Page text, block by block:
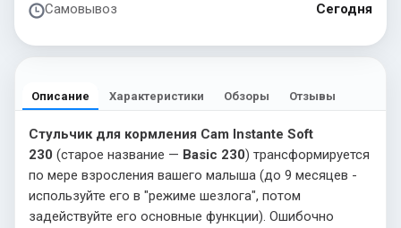
Самовывоз Сегодня
Описание Характеристики Обзоры Отзывы
Стульчик для кормления Cam Instante Soft
230 (старое название — Basic 230) трансформируется
по мере взросления вашего малыша (до 9 месяцев -
используйте его в "режиме шезлога", потом
задействуйте его основные функции). Ошибочно